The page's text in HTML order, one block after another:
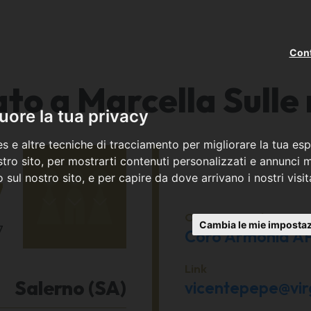
la tua privacy
e altre tecniche di tracciamento per migliorare la tua
sito, per mostrarti contenuti personalizzati e annunci
sul nostro sito, e per capire da dove arrivano i nostri
Cambia le mie
a Marcella Sulle
Salerno (SA)
Organizzato da
Coro Armonia